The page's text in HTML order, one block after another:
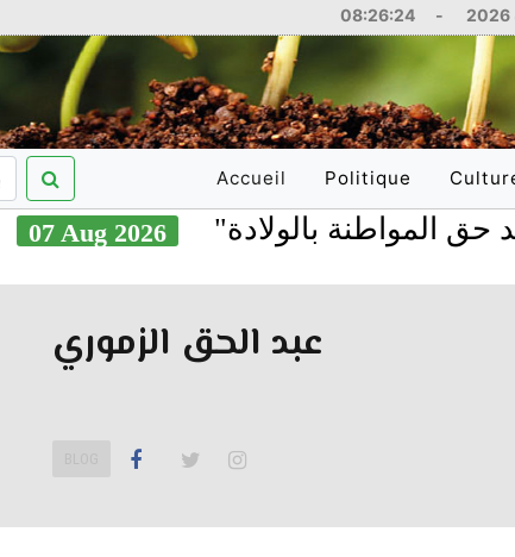
-
08:26:25
Accueil
(current)
Politique
National
International
07 Aug 2026 بالولادة
عبد الحق الزموري